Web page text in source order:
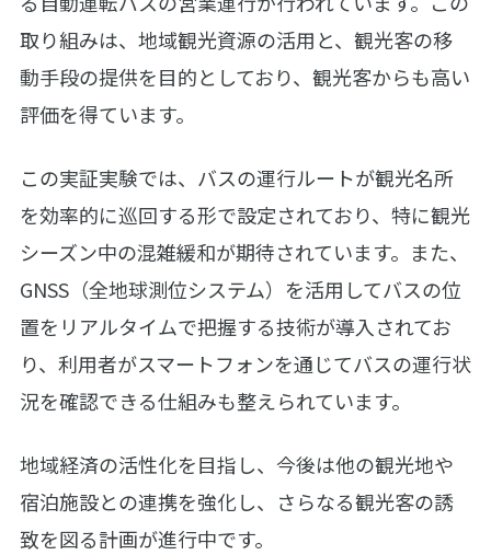
取り組みは、地域観光資源の活用と、観光客の移
動手段の提供を目的としており、観光客からも高い
評価を得ています。
この実証実験では、バスの運行ルートが観光名所
を効率的に巡回する形で設定されており、特に観光
シーズン中の混雑緩和が期待されています。また、
GNSS（全地球測位システム）を活用してバスの位
置をリアルタイムで把握する技術が導入されてお
り、利用者がスマートフォンを通じてバスの運行状
況を確認できる仕組みも整えられています。
地域経済の活性化を目指し、今後は他の観光地や
宿泊施設との連携を強化し、さらなる観光客の誘
致を図る計画が進行中です。